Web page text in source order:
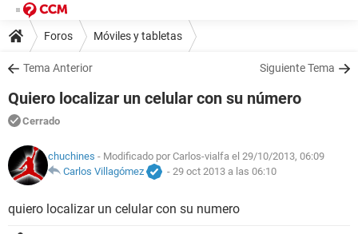
Foros Móviles y tabletas
Tema Anterior Siguiente Tema
Quiero localizar un celular con su número
Cerrado
chuchines - Modificado por Carlos-vialfa el 29/10/2013, 06:09
Carlos Villagómez
- 29 oct 2013 a las 06:10
quiero localizar un celular con su numero